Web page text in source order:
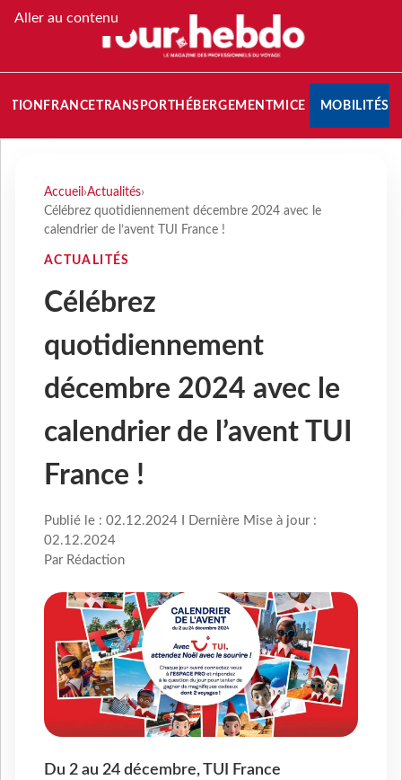
Aller au contenu
FRANCETRANSPORT HÉBERGEMENTMICE MOBILITÉS
Accueil ›Actualités›
Célébrez quotidiennement décembre 2024 avec le
calendrier de l’avent TUI France !
ACTUALITÉS
Célébrez
quotidiennement
décembre 2024 avec le
calendrier de l’avent TUI
France !
Publié le : 02.12.2024 I Dernière Mise à jour :
02.12.2024
Par Rédaction
Du 2 au 24 décembre, TUI France